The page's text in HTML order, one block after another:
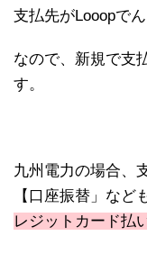
支払先がLooopで
なので、新規で支
す。
九州電力の場合、
【口座振替」など
レジットカード払